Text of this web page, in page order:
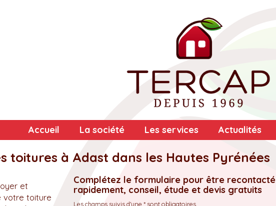
Accueil La société Les services Actualités
toitures à Adast dans les Hautes Pyrénées
et
votre toiture
Complétez le formulaire pour être recontacté
rapidement, conseil, étude et devis gratuits
Les champs suivis d'une * sont obligatoires